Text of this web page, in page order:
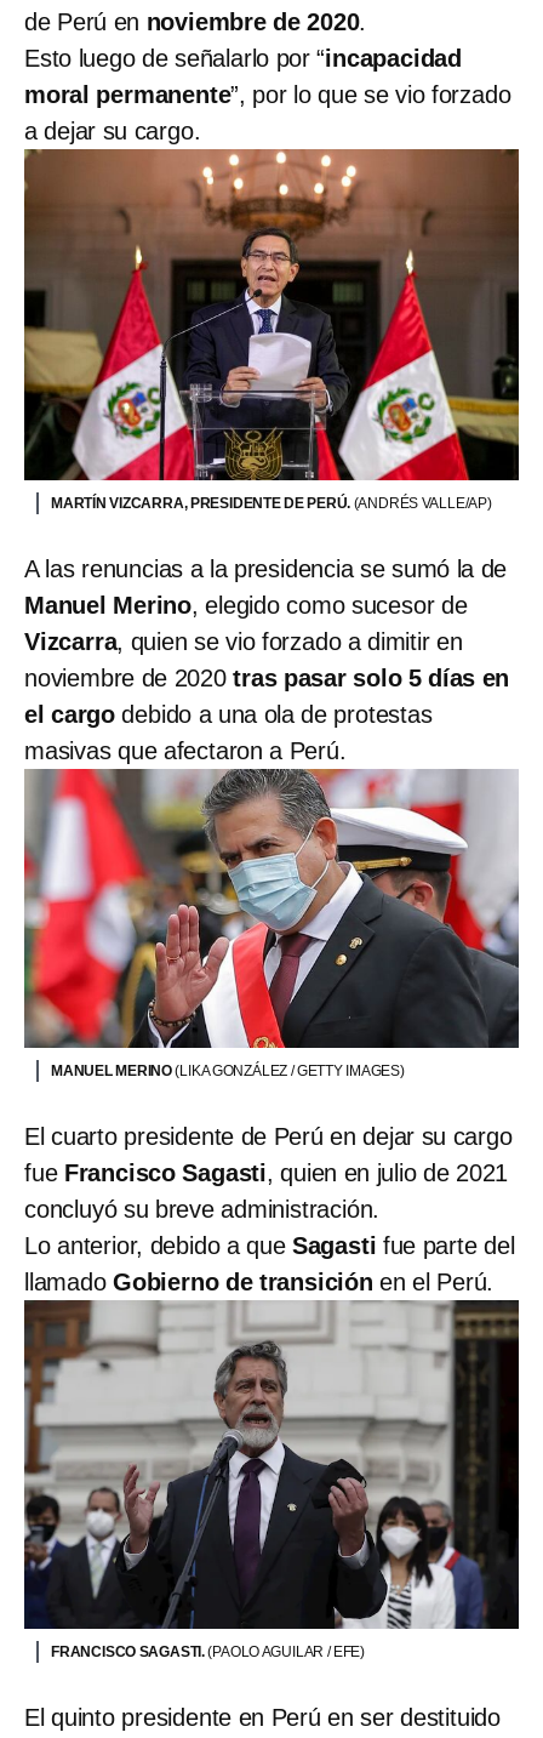
de Perú en noviembre de 2020.
Esto luego de señalarlo por “incapacidad
moral permanente”, por lo que se vio forzado
a dejar su cargo.
MARTÍN VIZCARRA, PRESIDENTE DE PERÚ. (ANDRÉS VALLE/AP)
A las renuncias a la presidencia se sumó la de
Manuel Merino, elegido como sucesor de
Vizcarra, quien se vio forzado a dimitir en
noviembre de 2020tras pasar solo 5 días en
el cargo debido a una ola de protestas
masivas que afectaron a Perú.
MANUEL MERINO(LIKA GONZÁLEZ / GETTY IMAGES)
El cuarto presidente de Perú en dejar su cargo
fue Francisco Sagasti, quien en julio de 2021
concluyó su breve administración.
Lo anterior, debido a que Sagasti fue parte del
llamado Gobierno de transiciónen el Perú.
FRANCISCO SAGASTI.(PAOLO AGUILAR / EFE)
El quinto presidente en Perú en ser destituido